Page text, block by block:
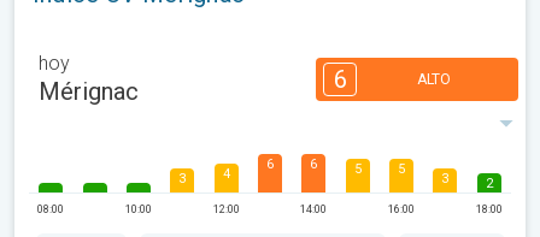
hoy
Mérignac 6 ALTO
08:00 10:00
3 4
12:00
6 6
14:00
5 5
16:00
3 2
18:00